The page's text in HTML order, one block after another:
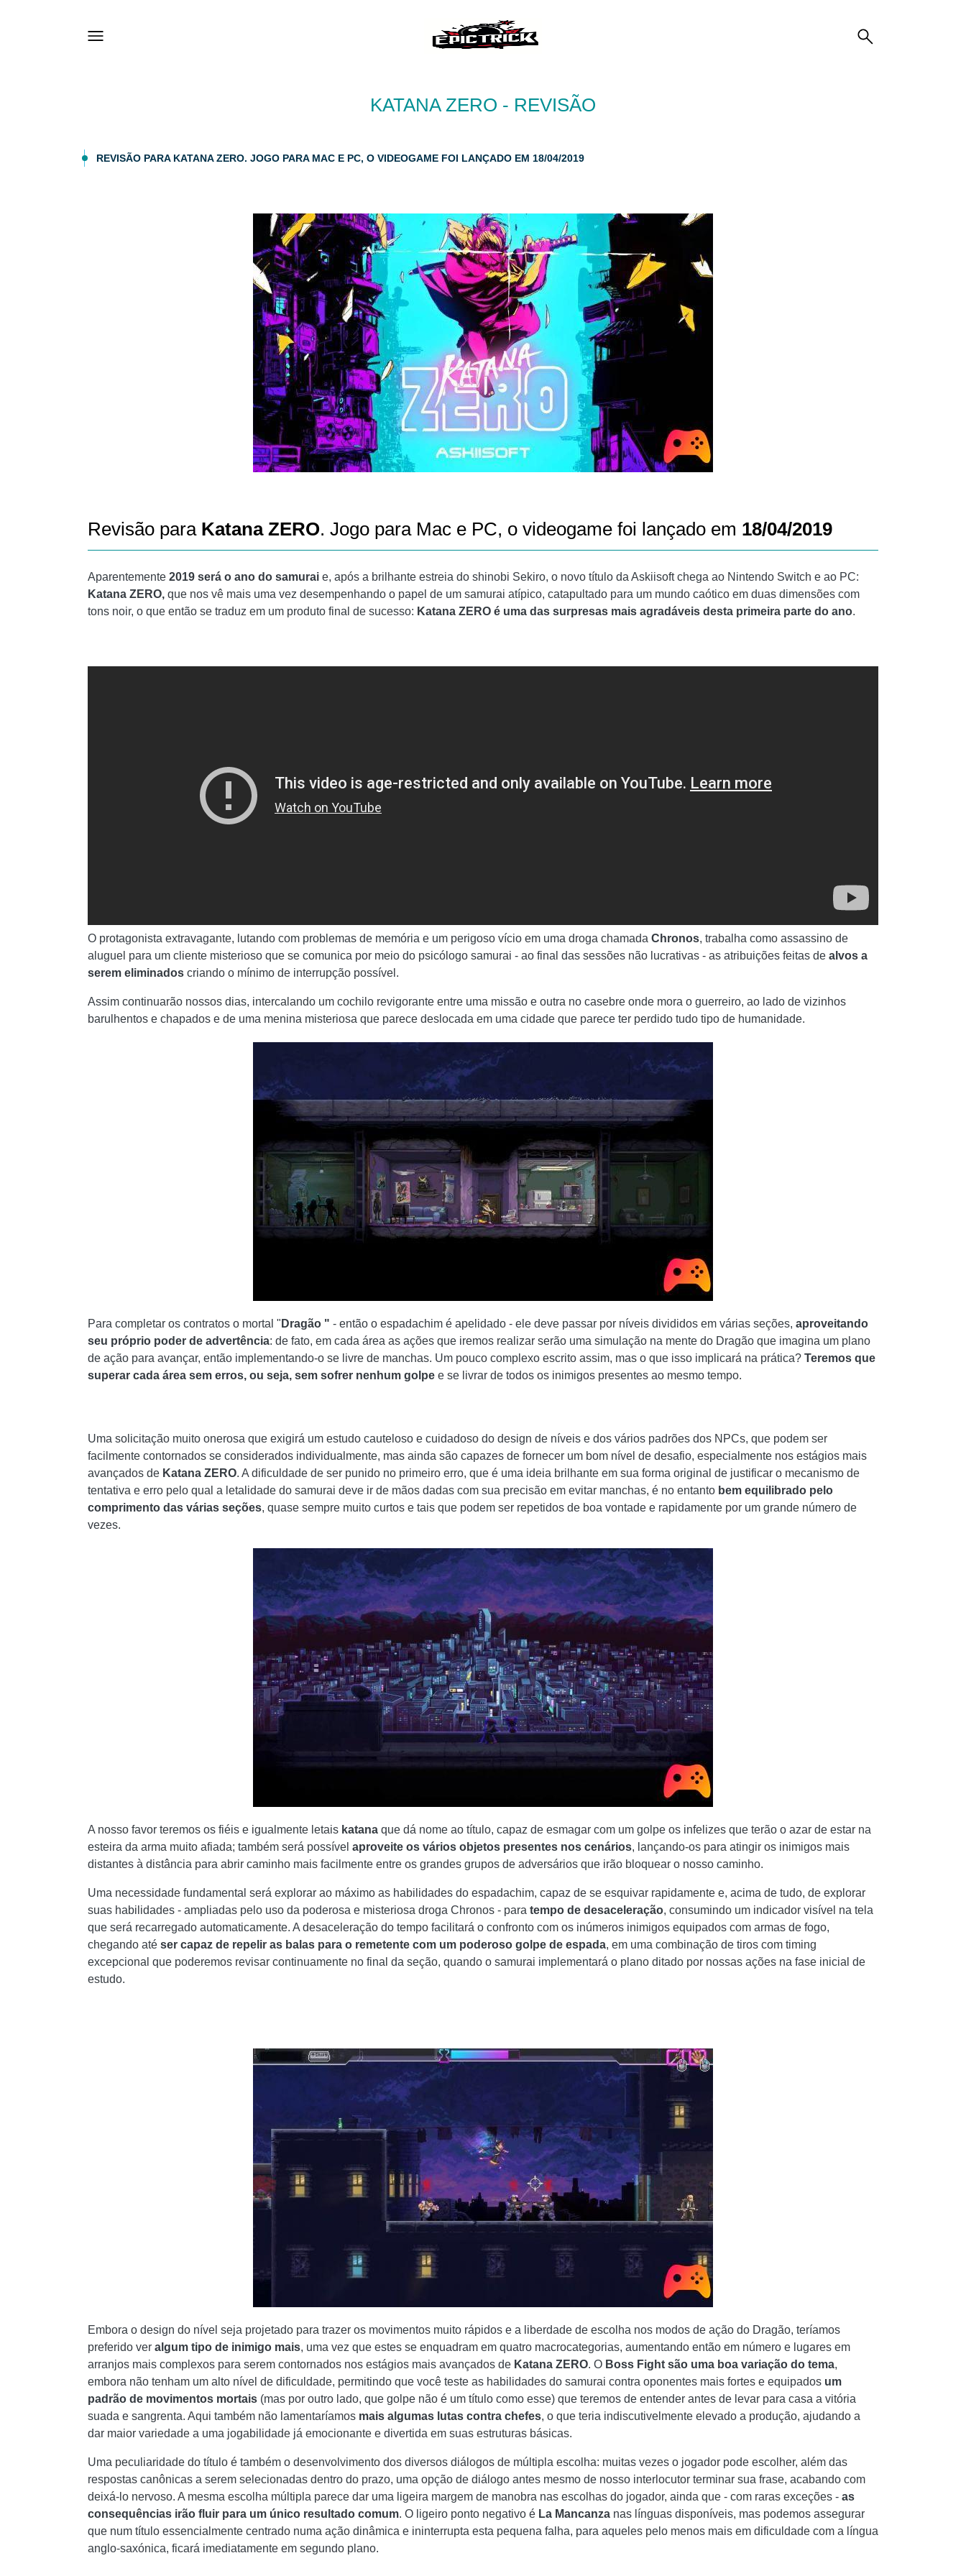
KATANA ZERO - REVISÃO
REVISÃO PARA KATANA ZERO. JOGO PARA MAC E PC, O VIDEOGAME FOI LANÇADO EM 18/04/2019
Revisão para Katana ZERO. Jogo para Mac e PC, o videogame foi lançado em 18/04/2019
Aparentemente 2019 será o ano do samurai e, após a brilhante estreia do shinobi Sekiro, o novo título da Askiisoft chega ao Nintendo Switch e ao PC:
Katana ZERO, que nos vê mais uma vez desempenhando o papel de um samurai atípico, catapultado para um mundo caótico em duas dimensões com
tons noir, o que então se traduz em um produto final de sucesso: Katana ZERO é uma das surpresas mais agradáveis ​​desta primeira parte do ano.
O protagonista extravagante, lutando com problemas de memória e um perigoso vício em uma droga chamada Chronos, trabalha como assassino de
aluguel para um cliente misterioso que se comunica por meio do psicólogo samurai - ao final das sessões não lucrativas - as atribuições feitas de alvos a
serem eliminados criando o mínimo de interrupção possível.
Assim continuarão nossos dias, intercalando um cochilo revigorante entre uma missão e outra no casebre onde mora o guerreiro, ao lado de vizinhos
barulhentos e chapados e de uma menina misteriosa que parece deslocada em uma cidade que parece ter perdido tudo tipo de humanidade.
Para completar os contratos o mortal " Dragão " - então o espadachim é apelidado - ele deve passar por níveis divididos em várias seções, aproveitando
seu próprio poder de advertência: de fato, em cada área as ações que iremos realizar serão uma simulação na mente do Dragão que imagina um plano
de ação para avançar, então implementando-o se livre de manchas. Um pouco complexo escrito assim, mas o que isso implicará na prática? Teremos que
superar cada área sem erros, ou seja, sem sofrer nenhum golpe e se livrar de todos os inimigos presentes ao mesmo tempo.
Uma solicitação muito onerosa que exigirá um estudo cauteloso e cuidadoso do design de níveis e dos vários padrões dos NPCs, que podem ser
facilmente contornados se considerados individualmente, mas ainda são capazes de fornecer um bom nível de desafio, especialmente nos estágios mais
avançados de Katana ZERO. A dificuldade de ser punido no primeiro erro, que é uma ideia brilhante em sua forma original de justificar o mecanismo de
tentativa e erro pelo qual a letalidade do samurai deve ir de mãos dadas com sua precisão em evitar manchas, é no entanto bem equilibrado pelo
comprimento das várias seções, quase sempre muito curtos e tais que podem ser repetidos de boa vontade e rapidamente por um grande número de
vezes.
A nosso favor teremos os fiéis e igualmente letais katana que dá nome ao título, capaz de esmagar com um golpe os infelizes que terão o azar de estar na
esteira da arma muito afiada; também será possível aproveite os vários objetos presentes nos cenários, lançando-os para atingir os inimigos mais
distantes à distância para abrir caminho mais facilmente entre os grandes grupos de adversários que irão bloquear o nosso caminho.
Uma necessidade fundamental será explorar ao máximo as habilidades do espadachim, capaz de se esquivar rapidamente e, acima de tudo, de explorar
suas habilidades - ampliadas pelo uso da poderosa e misteriosa droga Chronos - para tempo de desaceleração, consumindo um indicador visível na tela
que será recarregado automaticamente. A desaceleração do tempo facilitará o confronto com os inúmeros inimigos equipados com armas de fogo,
chegando até ser capaz de repelir as balas para o remetente com um poderoso golpe de espada, em uma combinação de tiros com timing
excepcional que poderemos revisar continuamente no final da seção, quando o samurai implementará o plano ditado por nossas ações na fase inicial de
estudo.
Embora o design do nível seja projetado para trazer os movimentos muito rápidos e a liberdade de escolha nos modos de ação do Dragão, teríamos
preferido ver algum tipo de inimigo mais, uma vez que estes se enquadram em quatro macrocategorias, aumentando então em número e lugares em
arranjos mais complexos para serem contornados nos estágios mais avançados de Katana ZERO. O Boss Fight são uma boa variação do tema,
embora não tenham um alto nível de dificuldade, permitindo que você teste as habilidades do samurai contra oponentes mais fortes e equipados um
padrão de movimentos mortais (mas por outro lado, que golpe não é um título como esse) que teremos de entender antes de levar para casa a vitória
suada e sangrenta. Aqui também não lamentaríamos mais algumas lutas contra chefes, o que teria indiscutivelmente elevado a produção, ajudando a
dar maior variedade a uma jogabilidade já emocionante e divertida em suas estruturas básicas.
Uma peculiaridade do título é também o desenvolvimento dos diversos diálogos de múltipla escolha: muitas vezes o jogador pode escolher, além das
respostas canônicas a serem selecionadas dentro do prazo, uma opção de diálogo antes mesmo de nosso interlocutor terminar sua frase, acabando com
deixá-lo nervoso. A mesma escolha múltipla parece dar uma ligeira margem de manobra nas escolhas do jogador, ainda que - com raras exceções - as
consequências irão fluir para um único resultado comum. O ligeiro ponto negativo é La Mancanza nas línguas disponíveis, mas podemos assegurar
que num título essencialmente centrado numa ação dinâmica e ininterrupta esta pequena falha, para aqueles pelo menos mais em dificuldade com a língua
anglo-saxónica, ficará imediatamente em segundo plano.